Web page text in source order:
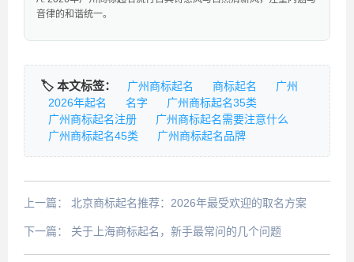
音律的和谐统一。
🏷️ 本文标签： 广州商标起名 商标起名
广州
2026年起名
名字
广州商标起名35类
广州商标起名注册
广州商标起名需要注意什么
广州商标起名45类
广州商标起名品牌
上一篇： 北京商标起名推荐：2026年最受欢迎的取名方案
下一篇： 关于上海商标起名，新手最常问的几个问题